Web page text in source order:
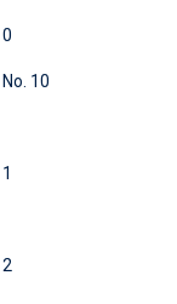
10